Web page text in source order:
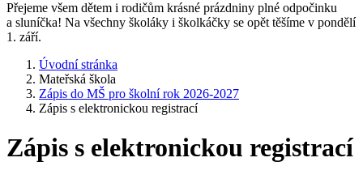
Přejeme všem dětem i rodičům krásné prázdniny plné odpočinku
a sluníčka! Na všechny školáky i školkáčky se opět těšíme v pondělí
1. září.
Úvodní stránka
Mateřská škola
Zápis do MŠ pro školní rok 2026-2027
Zápis s elektronickou registrací
Zápis s elektronickou registrací